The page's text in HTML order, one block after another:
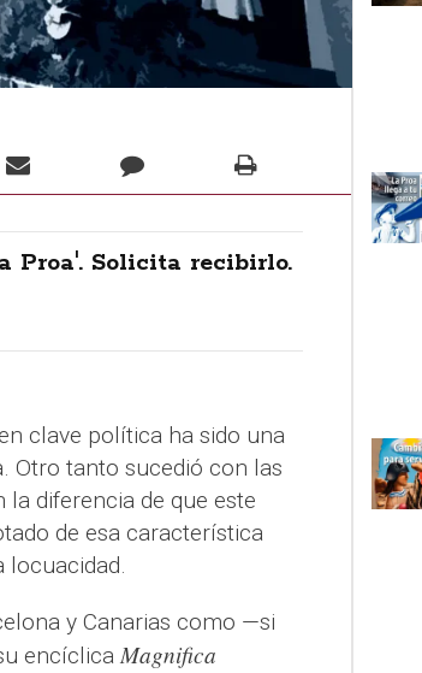
Proa'. Solicita recibirlo.
en clave política ha sido una
Otro tanto sucedió con las
diferencia de que este
de esa característica
locuacidad.
y Canarias como —si
encíclicaMagnifica